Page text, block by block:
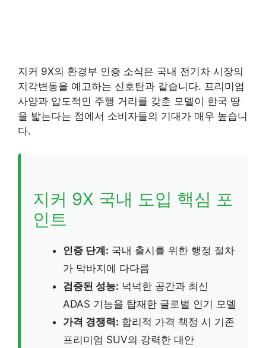
지커 9X의 환경부 인증 소식은 국내 전기차 시장의
지각변동을 예고하는 신호탄과 같습니다. 프리미엄
사양과 압도적인 주행 거리를 갖춘 모델이 한국 땅
을 밟는다는 점에서 소비자들의 기대가 매우 높습니
다.
지커 9X 국내 도입 핵심 포
인트
인증 단계: 국내 출시를 위한 행정 절차
가 막바지에 다다름
검증된 성능: 넉넉한 공간과 최신
ADAS 기능을 탑재한 글로벌 인기 모델
가격 경쟁력: 합리적 가격 책정 시 기존
프리미엄 SUV의 강력한 대안